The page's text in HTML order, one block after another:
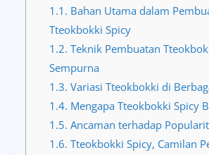
1.1. Bahan Utama dalam
Tteokbokki Spicy
1.2. Teknik Pembuatan
Sempurna
1.3. Variasi Tteokbokki di
1.4. Mengapa Tteokbokki Spicy
1.5. Ancaman terhadap
1.6. Tteokbokki Spicy, Camilan